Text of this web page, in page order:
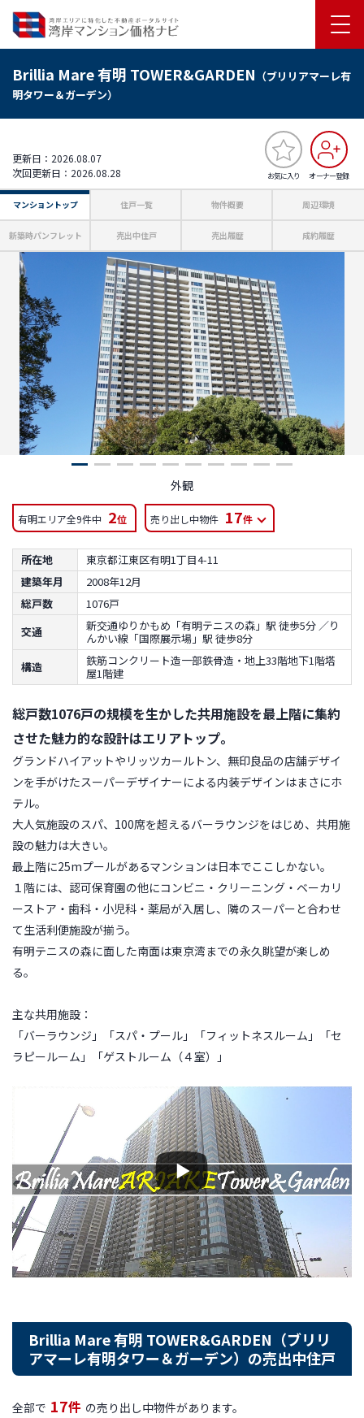
Brillia Mare 有明 TOWER&GARDEN （ブリリアマーレ有
明タワー＆ガーデン）
お気に入り オーナー登録
更新日：2026.08.07
次回更新日：2026.08.28
マンショントップ 住戸一覧 物件概要 周辺環境
新築時パンフレット 売出中住戸 売出履歴 成約履歴
外観
有明エリア全9件中 2位 売り出し中物件 17件
所在地
東京都江東区有明1丁目4-11
建築年月
2008年12月
総戸数
1076戸
交通
新交通ゆりかもめ「有明テニスの森」駅 徒歩5分 ／り
んかい線「国際展示場」駅 徒歩8分
構造
鉄筋コンクリート造一部鉄骨造・地上33階地下1階塔
屋1階建
総戸数1076戸の規模を生かした共用施設を最上階に集約
させた魅力的な設計はエリアトップ。
グランドハイアットやリッツカールトン、無印良品の店舗デザイ
ンを手がけたスーパーデザイナーによる内装デザインはまさにホ
テル。
大人気施設のスパ、100席を超えるバーラウンジをはじめ、共用施
設の魅力は大きい。
最上階に25mプールがあるマンションは日本でここしかない。
１階には、認可保育園の他にコンビニ・クリーニング・ベーカリ
ーストア・歯科・小児科・薬局が入居し、隣のスーパーと合わせ
て生活利便施設が揃う。
有明テニスの森に面した南面は東京湾までの永久眺望が楽しめ
る。
主な共用施設：
「バーラウンジ」「スパ・プール」「フィットネスルーム」「セ
ラピールーム」「ゲストルーム（４室）」
Brillia Mare 有明 TOWER&GARDEN（ブリリ
アマーレ有明タワー＆ガーデン）の売出中住戸
全部で 17件 の売り出し中物件があります。